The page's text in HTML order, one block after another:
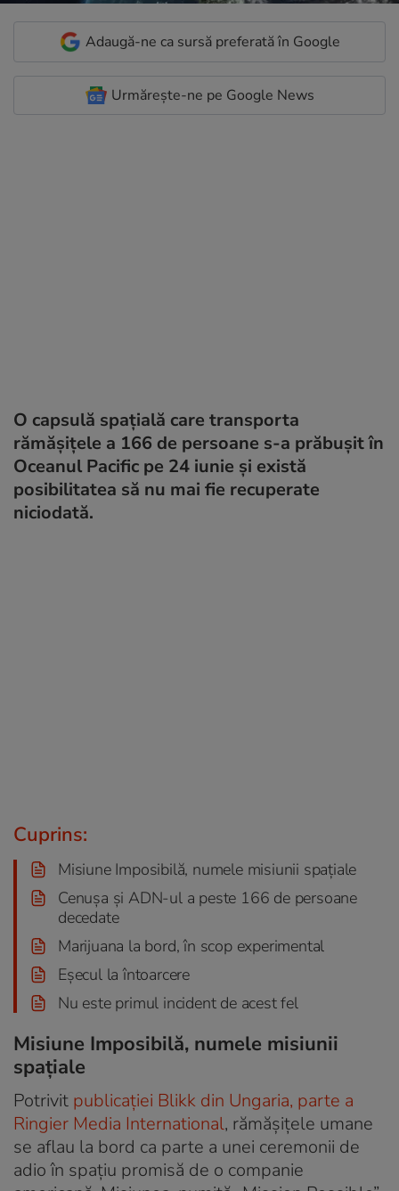
Adaugă-ne ca sursă preferată în Google
Urmărește-ne pe Google News
O capsulă spațială care transporta
rămășițele a 166 de persoane s-a prăbușit în
Oceanul Pacific pe 24 iunie și există
posibilitatea să nu mai fie recuperate
niciodată.
Cuprins:
Misiune Imposibilă, numele misiunii spațiale
Cenușa și ADN-ul a peste 166 de persoane
decedate
Marijuana la bord, în scop experimental
Eșecul la întoarcere
Nu este primul incident de acest fel
Misiune Imposibilă, numele misiunii
spațiale
Potrivit publicației Blikk din Ungaria, parte a
Ringier Media International, rămășițele umane
se aflau la bord ca parte a unei ceremonii de
adio în spațiu promisă de o companie